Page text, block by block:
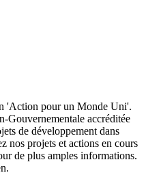
'Action pour un Monde Uni'.
Gouvernementale accréditée
de développement dans
nos projets et actions en cours
de plus amples informations.